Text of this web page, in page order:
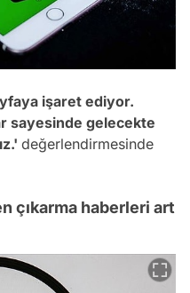
işaret ediyor.
sayesinde gelecekte
değerlendirmesinde
çıkarma haberleri art